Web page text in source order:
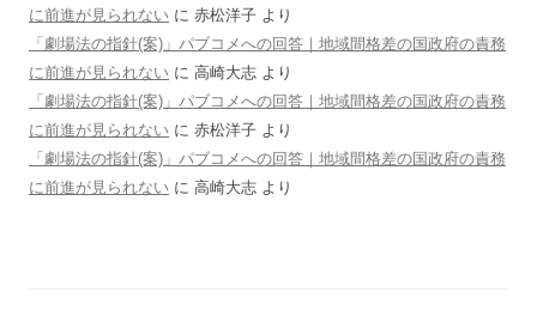
に前進が見られない に 赤松洋子 より
「劇場法の指針(案)」パブコメへの回答｜地域間格差の国政府の責務
に前進が見られない に 高崎大志 より
「劇場法の指針(案)」パブコメへの回答｜地域間格差の国政府の責務
に前進が見られない に 赤松洋子 より
「劇場法の指針(案)」パブコメへの回答｜地域間格差の国政府の責務
に前進が見られない に 高崎大志 より